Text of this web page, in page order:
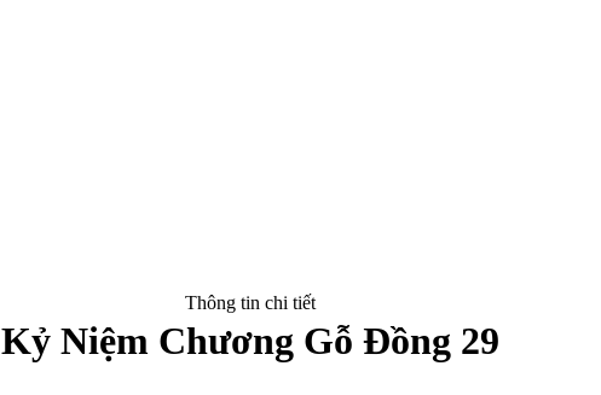
Thông tin chi tiết
Kỷ Niệm Chương Gỗ Đồng 29